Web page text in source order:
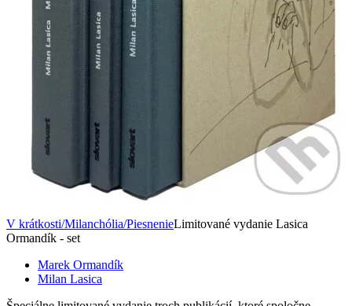
V krátkosti/Milanchólia/PiesnenieLimitované vydanie Lasica
Ormandík - set
Marek Ormandík
Milan Lasica